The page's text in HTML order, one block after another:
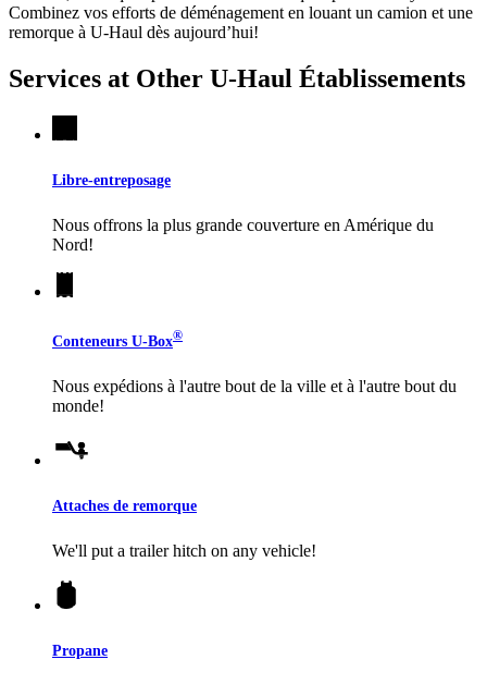
Combinez vos efforts de déménagement en louant un camion et une
remorque à U-Haul dès aujourd’hui!
Services at Other U-Haul Établissements
Libre-entreposage
Nous offrons la plus grande couverture en Amérique du
Nord!
Conteneurs U-Box®
Nous expédions à l'autre bout de la ville et à l'autre bout du
monde!
Attaches de remorque
We'll put a trailer hitch on any vehicle!
Propane